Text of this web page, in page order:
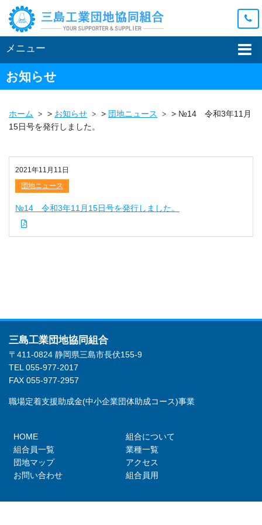
メニュー
お知らせ
ホーム > お知らせ > 団地ニュース > №14 令和3年11月
15日号を発行しました。
2021年11月11日
団地ニュース
№14 令和3年11月15日号を発行しました。
三島工業団地協同組合
〒411-0824 静岡県三島市長伏155-9
TEL 055-977-2017
FAX 055-977-2957
職場定着支援助成金(中小企業団体助成コース)事業
HOME
組合について
組合員一覧
業種一覧
団地マップ
アクセス
お問い合わせ
組合員用